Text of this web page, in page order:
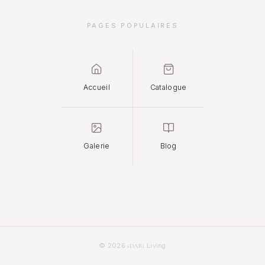
PAGES POPULAIRES
Accueil Catalogue
Galerie Blog
© 2026 iDARi Living